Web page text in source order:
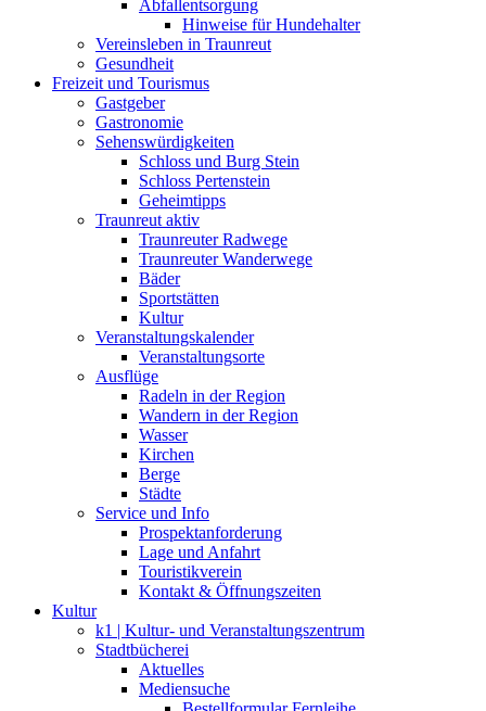
Abfallentsorgung
Hinweise für Hundehalter
Vereinsleben in Traunreut
Gesundheit
Freizeit und Tourismus
Gastgeber
Gastronomie
Sehenswürdigkeiten
Schloss und Burg Stein
Schloss Pertenstein
Geheimtipps
Traunreut aktiv
Traunreuter Radwege
Traunreuter Wanderwege
Bäder
Sportstätten
Kultur
Veranstaltungskalender
Veranstaltungsorte
Ausflüge
Radeln in der Region
Wandern in der Region
Wasser
Kirchen
Berge
Städte
Service und Info
Prospektanforderung
Lage und Anfahrt
Touristikverein
Kontakt & Öffnungszeiten
Kultur
k1 | Kultur- und Veranstaltungszentrum
Stadtbücherei
Aktuelles
Mediensuche